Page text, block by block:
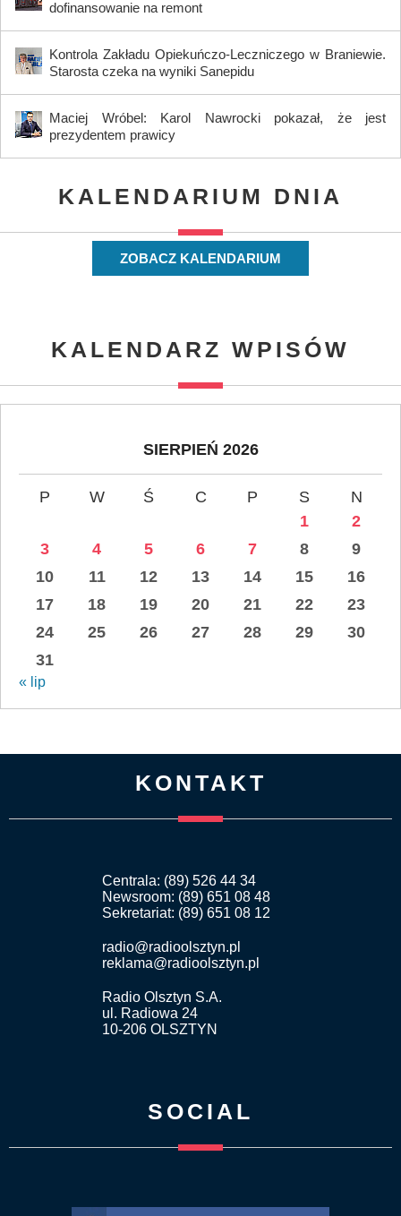
dofinansowanie na remont
Kontrola Zakładu Opiekuńczo-Leczniczego w Braniewie.
Starosta czeka na wyniki Sanepidu
Maciej Wróbel: Karol Nawrocki pokazał, że jest
prezydentem prawicy
KALENDARIUM DNIA
ZOBACZ KALENDARIUM
KALENDARZ WPISÓW
SIERPIEŃ 2026
P W Ś C P S
N
1
2
3
4 5 6 7 8
9
10
11 12 13 14 15
16
17
18 19 20 21 22
23
24
25 26 27 28 29
30
31
« lip
KONTAKT
Centrala: (89) 526 44 34
Newsroom: (89) 651 08 48
Sekretariat: (89) 651 08 12
radio@radioolsztyn.pl
reklama@radioolsztyn.pl
Radio Olsztyn S.A.
ul. Radiowa 24
10-206 OLSZTYN
SOCIAL